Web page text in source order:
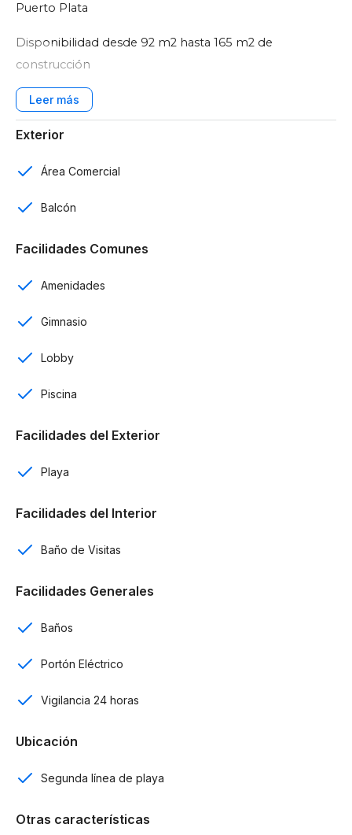
Puerto Plata
Disponibilidad desde 92 m2 hasta 165 m2 de
construcción
Características:
Edificaciones de 4 niveles
1, 2 y 3 habitaciones
2 y 3 baños
Acceso peatonal
A 1 min de Kite Beach
A 5 min de Playa Cabarete
Amenidades:
Gimnasio
Exterior
Área Comercial
Balcón
Facilidades Comunes
Amenidades
Gimnasio
Lobby
Piscina
Facilidades del Exterior
Playa
Facilidades del Interior
Baño de Visitas
Facilidades Generales
Baños
Portón Eléctrico
Vigilancia 24 horas
Ubicación
Segunda línea de playa
Otras características